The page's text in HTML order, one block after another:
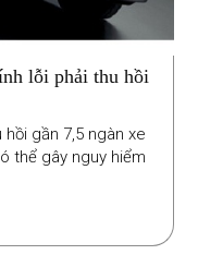
lỗi phải thu hồi
gần 7,5 ngàn xe
thể gây nguy hiểm